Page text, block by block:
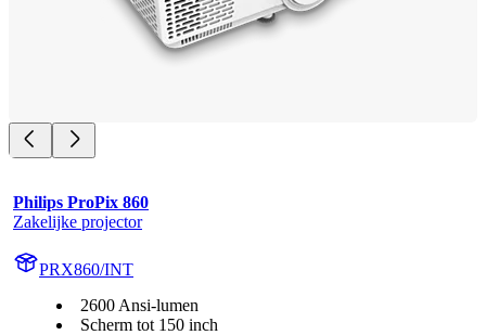
Philips ProPix 860
Zakelijke projector
PRX860/INT
2600 Ansi-lumen
Scherm tot 150 inch